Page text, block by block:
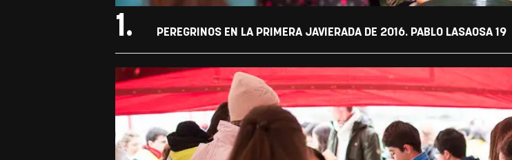
1. PEREGRINOS EN LA PRIMERA JAVIERADA DE 2016. PABLO LASAOSA 19